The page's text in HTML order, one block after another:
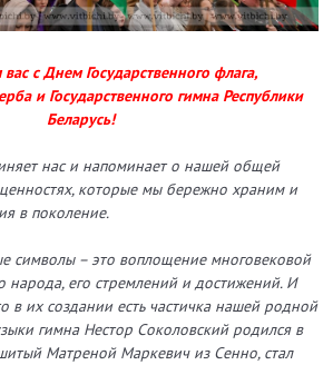
с Днем Государственного флага,
и Государственного гимна Республики
Беларусь!
нас и напоминает о нашей общей
которые мы бережно храним и
в поколение.
символы – это воплощение многовековой
народа, его стремлений и достижений. И
в их создании есть частичка нашей родной
гимна Нестор Соколовский родился в
Матреной Маркевич из Сенно, стал